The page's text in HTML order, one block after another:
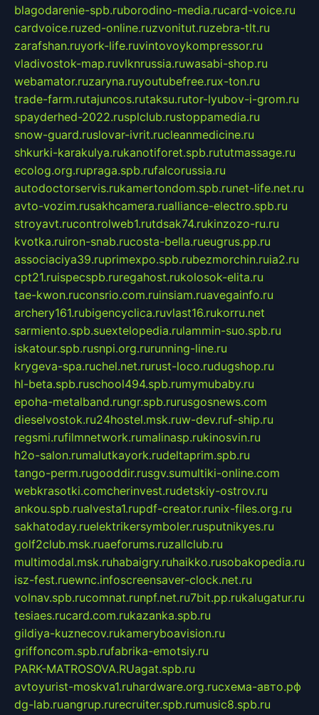
blagodarenie-spb.ruborodino-media.rucard-voice.ru
cardvoice.ruzed-online.ruzvonitut.ruzebra-tlt.ru
zarafshan.ruyork-life.ruvintovoykompressor.ru
vladivostok-map.ruvlknrussia.ruwasabi-shop.ru
webamator.ruzaryna.ruyoutubefree.rux-ton.ru
trade-farm.rutajuncos.rutaksu.rutor-lyubov-i-grom.ru
spayderhed-2022.rusplclub.rustoppamedia.ru
snow-guard.ruslovar-ivrit.rucleanmedicine.ru
shkurki-karakulya.rukanotiforet.spb.rututmassage.ru
ecolog.org.rupraga.spb.rufalcorussia.ru
autodoctorservis.rukamertondom.spb.runet-life.net.ru
avto-vozim.rusakhcamera.rualliance-electro.spb.ru
stroyavt.rucontrolweb1.rutdsak74.rukinzozo-ru.ru
kvotka.ruiron-snab.rucosta-bella.rueugrus.pp.ru
associaciya39.ruprimexpo.spb.rubezmorchin.ruia2.ru
cpt21.ruispecspb.ruregahost.rukolosok-elita.ru
tae-kwon.ruconsrio.com.ruinsiam.ruavegainfo.ru
archery161.rubigencyclica.ruvlast16.rukorru.net
sarmiento.spb.suextelopedia.rulammin-suo.spb.ru
iskatour.spb.rusnpi.org.rurunning-line.ru
krygeva-spa.ruchel.net.rurust-loco.rudugshop.ru
hl-beta.spb.ruschool494.spb.rumymubaby.ru
epoha-metalband.rungr.spb.rurusgosnews.com
dieselvostok.ru24hostel.msk.ruw-dev.ruf-ship.ru
regsmi.rufilmnetwork.rumalinasp.rukinosvin.ru
h2o-salon.rumalutkayork.rudeltaprim.spb.ru
tango-perm.rugooddir.rusgv.sumultiki-online.com
webkrasotki.comcherinvest.rudetskiy-ostrov.ru
ankou.spb.rualvesta1.rupdf-creator.runix-files.org.ru
sakhatoday.ruelektrikersymboler.rusputnikyes.ru
golf2club.msk.ruaeforums.ruzallclub.ru
multimodal.msk.ruhabaigry.ruhaikko.rusobakopedia.ru
isz-fest.ruewnc.infoscreensaver-clock.net.ru
volnav.spb.rucomnat.runpf.net.ru7bit.pp.rukalugatur.ru
tesiaes.rucard.com.rukazanka.spb.ru
gildiya-kuznecov.rukameryboavision.ru
griffoncom.spb.rufabrika-emotsiy.ru
PARK-MATROSOVA.RUagat.spb.ru
avtoyurist-moskva1.ruhardware.org.ruсхема-авто.рф
dg-lab.ruangrup.rurecruiter.spb.rumusic8.spb.ru